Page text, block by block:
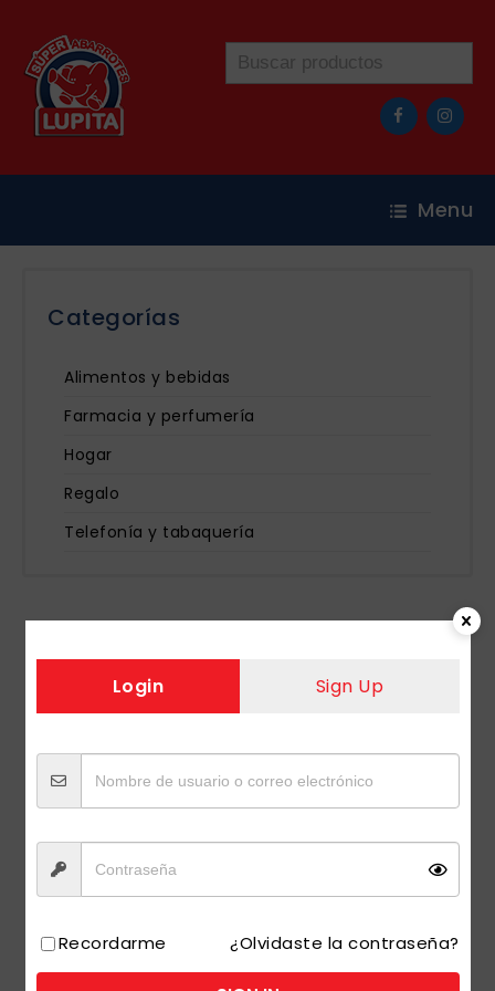
Menu
Categorías
Alimentos y bebidas
Farmacia y perfumería
Hogar
Regalo
Telefonía y tabaquería
Login Sign Up
Recordarme ¿Olvidaste la contraseña?